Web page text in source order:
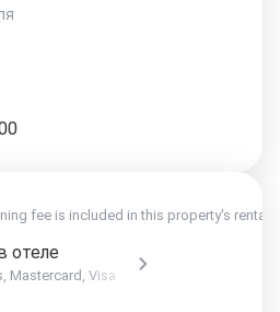
fee is included in this property's
отеле
Mastercard, Visa